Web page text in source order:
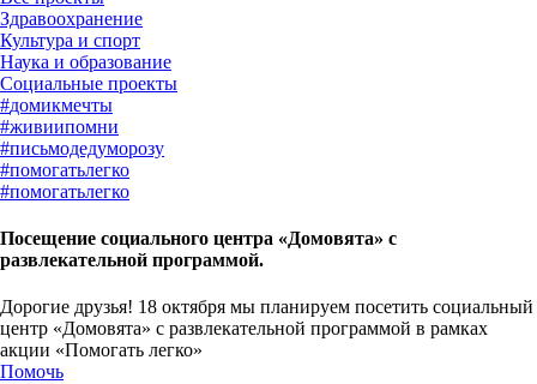
#домикмечты
#живиипомни
#письмодедуморозу
#помогатьлегко
#помогатьлегко
Посещение социального центра «Домовята» с
развлекательной программой.
Дорогие друзья! 18 октября мы планируем посетить социальный
центр «Домовята» с развлекательной программой в рамках
акции «Помогать легко»
Помочь